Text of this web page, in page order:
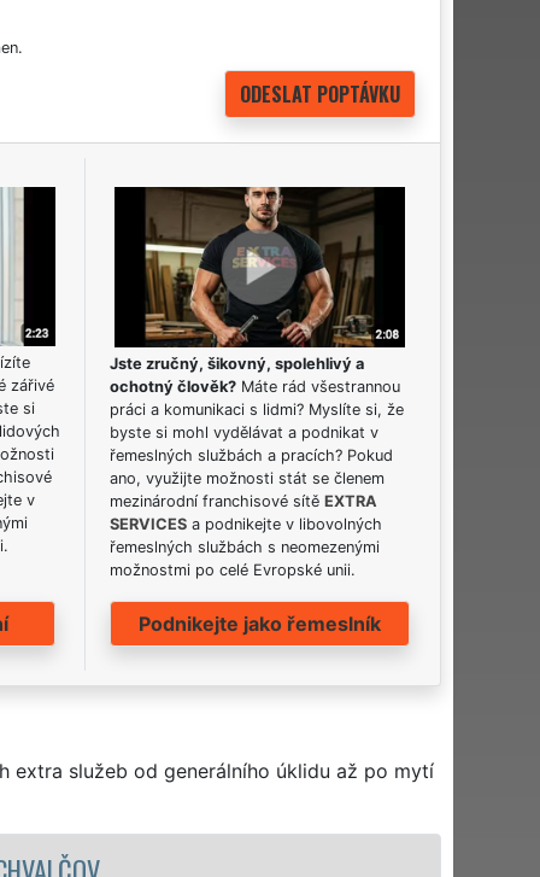
zářivé
si
v
Jste zručný, šikovný, spolehlivý a
ochotný člověk? Máte rád všestrannou
práci a komunikaci s lidmi? Myslíte si, že
byste si mohl vydělávat a podnikat v
řemeslných službách a pracích? Pokud
ano, využijte možnosti stát se členem
mezinárodní franchisové sítěEXTRA
SERVICES a podnikejte v libovolných
řemeslných službách s neomezenými
možnostmi po celé Evropské unii.
Podnikejte jako řemeslník
extra služeb od generálního úklidu až po mytí